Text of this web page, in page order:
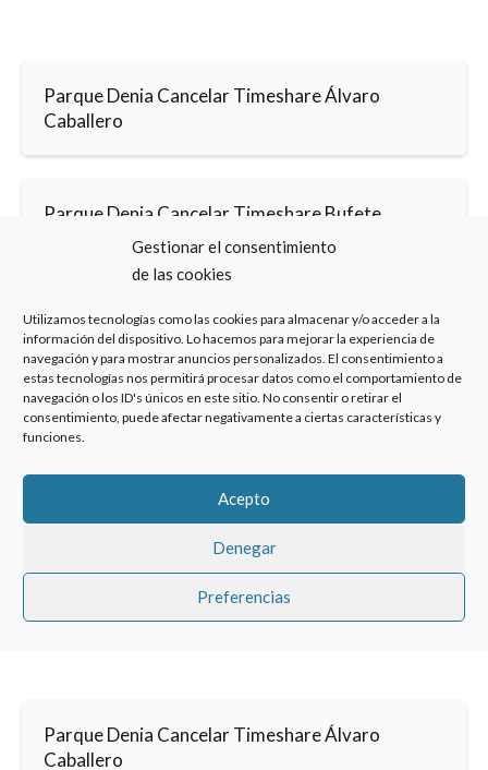
Gestionar el consentimiento
de las cookies
Utilizamos tecnologías como las cookies para almacenar y/o acceder a la
información del dispositivo. Lo hacemos para mejorar la experiencia de
navegación y para mostrar anuncios personalizados. El consentimiento a
estas tecnologías nos permitirá procesar datos como el comportamiento de
navegación o los ID's únicos en este sitio. No consentir o retirar el
consentimiento, puede afectar negativamente a ciertas características y
funciones.
Acepto
Denegar
Preferencias
Parque Denia Cancelar Timeshare Álvaro
Caballero
Parque Denia Cancelar Timeshare Bufete
Haz clic para aceptar cookies de marketing y
Parque Denia Cancelar Timeshare Álvaro
Caballero